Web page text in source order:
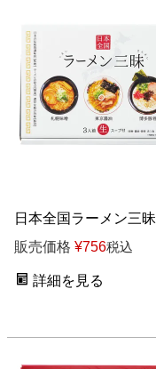
日本全国ラーメン三昧
販売価格 ¥756税込
詳細を見る